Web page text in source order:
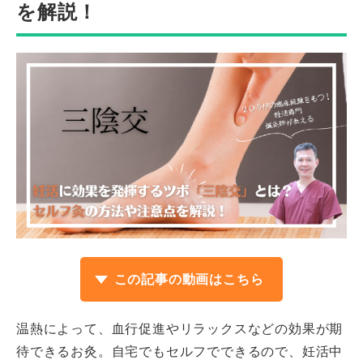
を解説！
この記事の動画はこちら
温熱によって、血行促進やリラックスなどの効果が期
待できるお灸。自宅でもセルフでできるので、妊活中